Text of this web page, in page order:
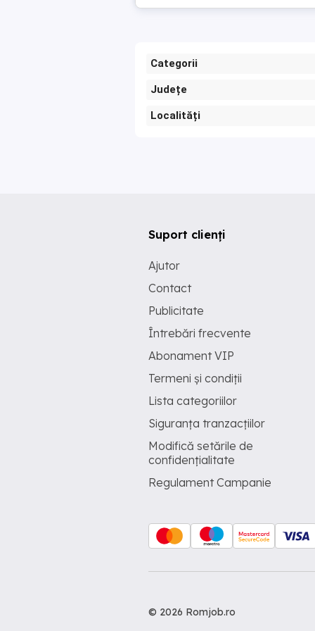
Categorii
Județe
Localități
Suport clienți
Ajutor
Contact
Publicitate
Întrebări frecvente
Abonament VIP
Termeni și condiții
Lista categoriilor
Siguranța tranzacțiilor
Modifică setările de
confidențialitate
Regulament Campanie
© 2026 Romjob.ro